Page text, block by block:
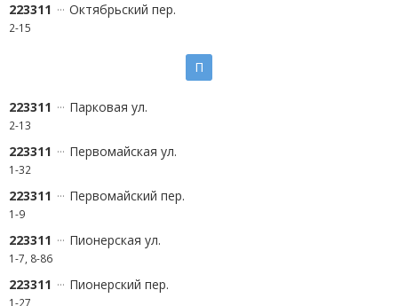
223311 Октябрьский пер.
2-15
П
223311 Парковая ул.
2-13
223311 Первомайская ул.
1-32
223311 Первомайский пер.
1-9
223311 Пионерская ул.
1-7, 8-86
223311 Пионерский пер.
1-27